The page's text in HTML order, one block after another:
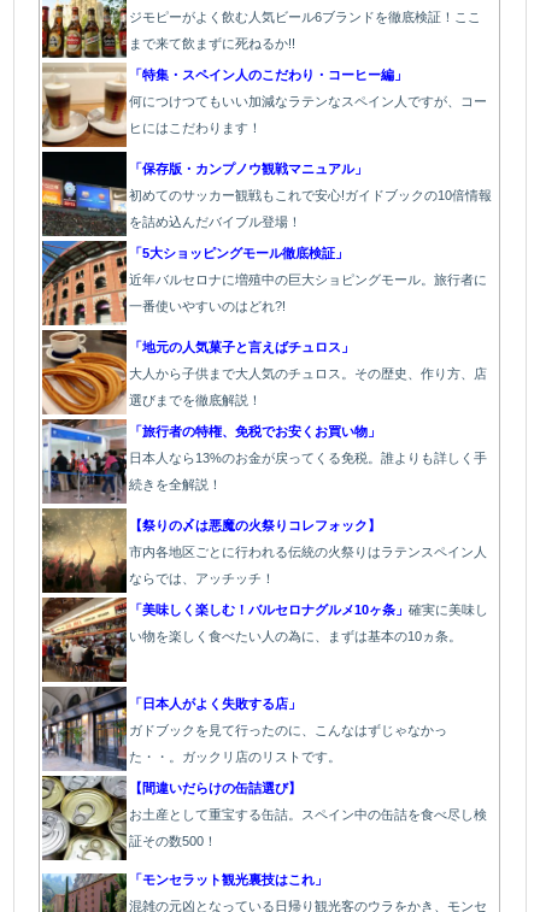
ジモピーがよく飲む人気ビール6ブランドを徹底検証！ここ
まで来て飲まずに死ねるか!!
「特集・スペイン人のこだわり・コーヒー編」
何につけつてもいい加減なラテンなスペイン人ですが、コー
ヒにはこだわります ！
「保存版・カンプノウ観戦マニュアル」
初めてのサッカー観戦もこれで安心!ガイドブックの10倍情報
を詰め込んだバイブル登場！
「5大ショッピングモール徹底検証」
近年バルセロナに増殖中の巨大ショピングモール。旅行者に
一番使いやすいのはどれ?!
「地元の人気菓子と言えばチュロス」
大人から子供まで大人気のチュロス。その歴史、作り方、店
選びまでを徹底解説！
「旅行者の特権、免税でお安くお買い物」
日本人なら13%のお金が戻ってくる免税。誰よりも詳しく手
続きを全解説！
【祭りの〆は悪魔の火祭りコレフォック】
市内各地区ごとに行われる伝統の火祭りはラテンスペイン人
ならでは、アッチッチ！
「美味しく楽しむ！バルセロナグルメ10ヶ条」確実に美味し
い物を楽しく食べたい人の為に、まずは基本の10ヵ条。
「日本人がよく失敗する店」
ガドブックを見て行ったのに、こんなはずじゃなかっ
た・・。ガックリ店のリストです。
【間違いだらけの缶詰選び】
お土産として重宝する缶詰。スペイン中の缶詰を食べ尽し検
証その数500！
「モンセラット観光裏技はこれ」
混雑の元凶となっている日帰り観光客のウラをかき、モンセ